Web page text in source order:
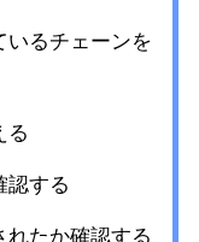
るチェーンを
る
認する
たか確認する